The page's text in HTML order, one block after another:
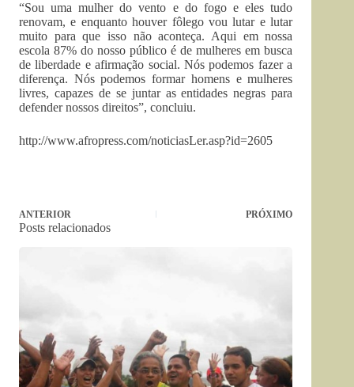
“Sou uma mulher do vento e do fogo e eles tudo
renovam, e enquanto houver fôlego vou lutar e lutar
muito para que isso não aconteça. Aqui em nossa
escola 87% do nosso público é de mulheres em busca
de liberdade e afirmação social. Nós podemos fazer a
diferença. Nós podemos formar homens e mulheres
livres, capazes de se juntar as entidades negras para
defender nossos direitos”, concluiu.
http://www.afropress.com/noticiasLer.asp?id=2605
ANTERIOR PRÓXIMO
Posts relacionados